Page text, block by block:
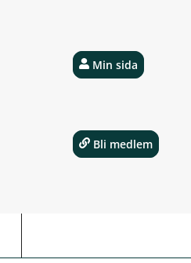
Min sida
Bli medlem